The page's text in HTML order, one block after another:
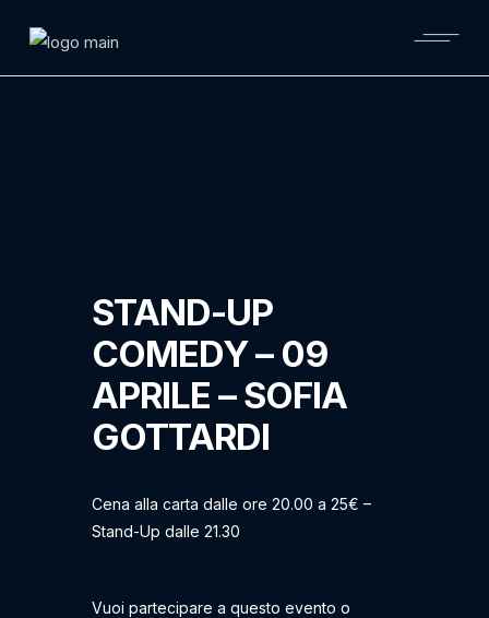
STAND-UP
COMEDY – 09
APRILE – SOFIA
GOTTARDI
Cena alla carta dalle ore 20.00 a 25€ –
Stand-Up dalle 21.30
Vuoi partecipare a questo evento o